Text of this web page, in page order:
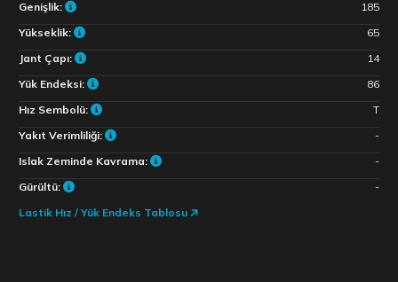
Genişlik:
185
Yükseklik:
65
Jant Çapı:
14
Yük Endeksi:
86
Hız Sembolü:
T
Yakıt Verimliliği:
-
Islak Zeminde Kavrama:
-
Gürültü:
-
Lastik Hız / Yük Endeks Tablosu